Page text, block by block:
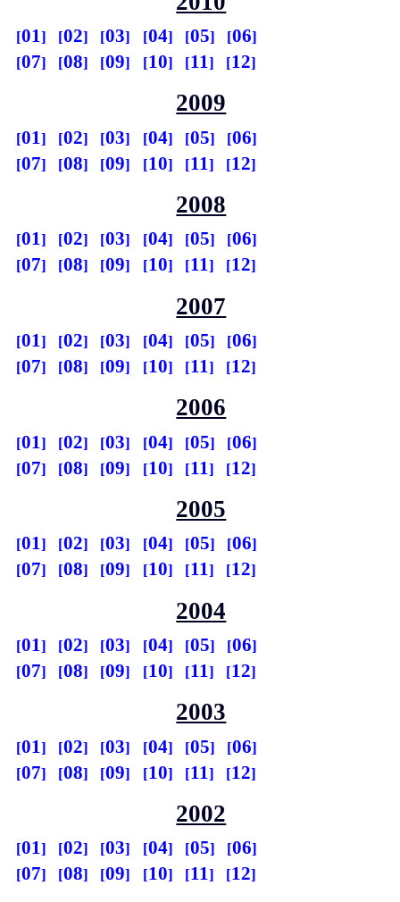
01 02 03 04 05
06
07
08 09 10 11 12
2009
01 02 03 04 05
06
07
08 09 10 11 12
2008
01 02 03 04 05
06
07
08 09 10 11 12
2007
01 02 03 04 05
06
07
08 09 10 11 12
2006
01 02 03 04 05
06
07
08 09 10 11 12
2005
01 02 03 04 05
06
07
08 09 10 11 12
2004
01 02 03 04 05
06
07
08 09 10 11 12
2003
01 02 03 04 05
06
07
08 09 10 11 12
2002
01 02 03 04 05
06
07
08 09 10 11 12